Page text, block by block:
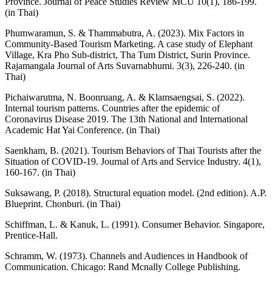
(in Thai)
Phumwaramun, S. & Thammabutra, A. (2023). Mix Factors in
Community-Based Tourism Marketing. A case study of Elephant
Village, Kra Pho Sub-district, Tha Tum District, Surin Province.
Rajamangala Journal of Arts Suvarnabhumi. 3(3), 226-240. (in
Thai)
Pichaiwarutma, N. Boonruang, A. & Klamsaengsai, S. (2022).
Internal tourism patterns. Countries after the epidemic of
Coronavirus Disease 2019. The 13th National and International
Academic Hat Yai Conference. (in Thai)
Saenkham, B. (2021). Tourism Behaviors of Thai Tourists after the
Situation of COVID-19. Journal of Arts and Service Industry. 4(1),
160-167. (in Thai)
Suksawang, P. (2018). Structural equation model. (2nd edition). A.P.
Blueprint. Chonburi. (in Thai)
Schiffman, L. & Kanuk, L. (1991). Consumer Behavior. Singapore,
Prentice-Hall.
Schramm, W. (1973). Channels and Audiences in Handbook of
Communication. Chicago: Rand Mcnally College Publishing.